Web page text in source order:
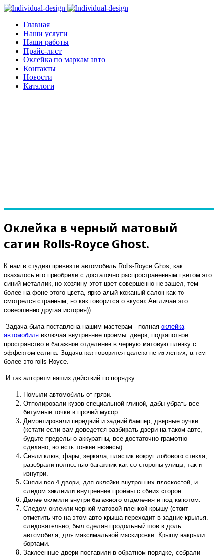
Главная
Наши услуги
Наши работы
Прайс-лист
Оклейка по маркам авто
Контакты
Новости
Каталоги
Оклейка в черный матовый
сатин Rolls-Royce Ghost.
К нам в студию привезли автомобиль Rolls-Royce Ghos, как
оказалось его приобрели с достаточно распространенным цветом это
синий металлик, но хозяину этот цвет совершенно не зашел, тем
более на фоне этого цвета, ярко алый кожаный салон как-то
смотрелся странным, но как говорится о вкусах Англичан это
совершенно другая история)).
Задача была поставлена нашим мастерам - полная оклейка
автомобиля включая внутренние проемы, двери, подкапотное
пространство и багажное отделение в черную матовую пленку с
эффектом сатина. Задача как говорится далеко не из легких, а тем
более это rolls-Royce.
И так алгоритм наших действий по порядку:
Помыли автомобиль от грязи.
Отполировали кузов специальной глиной, дабы убрать все
битумные точки и прочий мусор.
Демонтировали передний и задний бампер, дверные ручки
(кстати если вам доведется разбирать двери на таком авто,
будьте предельно аккуратны, все достаточно грамотно
сделано, но есть тонкие нюансы)
Сняли клюв, фары, зеркала, пластик вокруг лобового стекла,
разобрали полностью багажник как со стороны улицы, так и
изнутри.
Сняли все 4 двери, для оклейки внутренних плоскостей, и
следом заклеили внутренние проёмы с обеих сторон.
Далее оклеили внутри багажного отделения и под капотом.
Следом оклеили черной матовой пленкой крышу (стоит
отметить что на этом авто крыша переходит в задние крылья,
следовательно, был сделан продольный шов в доль
автомобиля, для максимальной маскировки. Крышу накрыли
бортами.
Заклеенные двери поставили в обратном порядке, собрали